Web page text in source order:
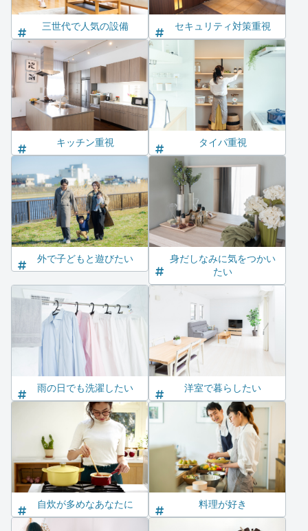
三世代で人気の設備 セキュリティ対策重視
キッチン重視 タイパ重視
外で子どもと遊びたい
身だしなみに気をつかい
たい
雨の日でも洗濯したい 洋室で暮らしたい
自炊が多めなあなたに 料理が好き